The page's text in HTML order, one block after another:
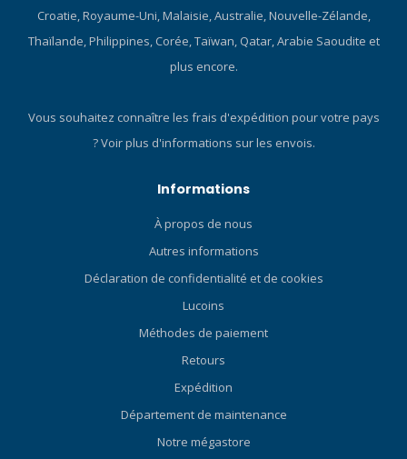
Croatie, Royaume-Uni, Malaisie, Australie, Nouvelle-Zélande,
Thaïlande, Philippines, Corée, Taïwan, Qatar, Arabie Saoudite et
plus encore.
Vous souhaitez connaître les frais d'expédition pour votre pays
?Voir plus d'informations sur les envois.
Informations
À propos de nous
Autres informations
Déclaration de confidentialité et de cookies
Lucoins
Méthodes de paiement
Retours
Expédition
Département de maintenance
Notre mégastore